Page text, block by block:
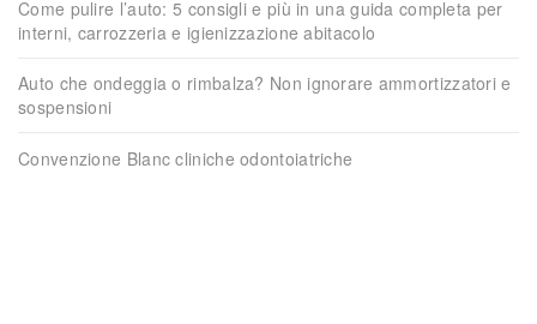
Come pulire l’auto: 5 consigli e più in una guida completa per
interni, carrozzeria e igienizzazione abitacolo
Auto che ondeggia o rimbalza? Non ignorare ammortizzatori e
sospensioni
Convenzione Blanc cliniche odontoiatriche